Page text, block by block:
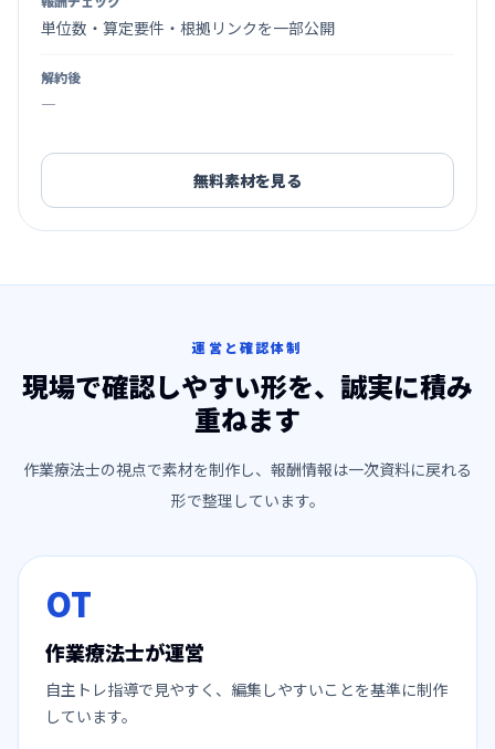
単位数・算定要件・根拠リンクを一部公開
解約後
―
無料素材を見る
運営と確認体制
現場で確認しやすい形を、誠実に積み
重ねます
作業療法士の視点で素材を制作し、報酬情報は一次資料に戻れる
形で整理しています。
OT
作業療法士が運営
自主トレ指導で見やすく、編集しやすいことを基準に制作
しています。